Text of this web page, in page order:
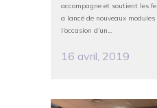
accompagne et soutient les
a lancé de nouveaux
l’occasion d’un...
16 avril, 2019